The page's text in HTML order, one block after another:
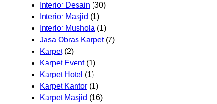
Interior Desain (30)
Interior Masjid (1)
Interior Mushola (1)
Jasa Obras Karpet(7)
Karpet(2)
Karpet Event(1)
Karpet Hotel (1)
Karpet Kantor (1)
Karpet Masjid (16)